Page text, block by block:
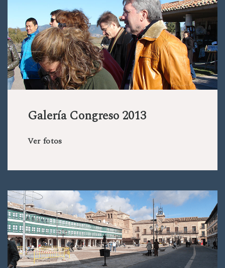
Galería Congreso 2013
Ver fotos